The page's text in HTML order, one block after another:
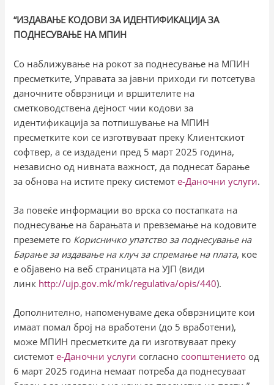
“ИЗДАВАЊЕ КОДОВИ ЗА ИДЕНТИФИКАЦИЈА ЗА
ПОДНЕСУВАЊЕ НА МПИН
Со наближување на рокот за поднесување на МПИН
пресметките, Управата за јавни приходи ги потсетува
даночните обврзници и вршителите на
сметководствена дејност чии кодови за
идентификација за потпишување на МПИН
пресметките кои се изготвуваат преку Клиентскиот
софтвер, а се издадени пред 5 март 2025 година,
независно од нивната важност, да поднесат барање
за обнова на истите преку системот е-Даночни услуги.
За повеќе информации во врска со постапката на
поднесување на барањата и превземање на кодовите
преземете го Корисничко упатство за поднесување на
Барање за издавање на клуч за спремање на плата, кое
е објавено на веб страницата на УЈП (види
линк http://ujp.gov.mk/mk/regulativa/opis/440).
Дополнително, напоменуваме дека обврзниците кои
имаат помал број на вработени (до 5 вработени),
може МПИН пресметките да ги изготвуваат преку
системоте-Даночни услуги согласносоопштението од
6 март 2025 година немаат потреба да поднесуваат